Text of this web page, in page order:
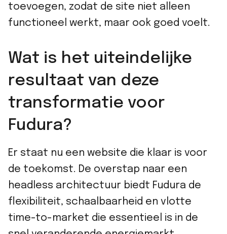
toevoegen, zodat de site niet alleen
functioneel werkt, maar ook goed voelt.
Wat is het uiteindelijke
resultaat van deze
transformatie voor
Fudura?
Er staat nu een website die klaar is voor
de toekomst. De overstap naar een
headless architectuur biedt Fudura de
flexibiliteit, schaalbaarheid en vlotte
time-to-market die essentieel is in de